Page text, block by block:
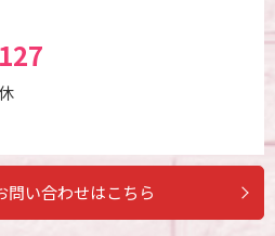
問い合わせはこちら